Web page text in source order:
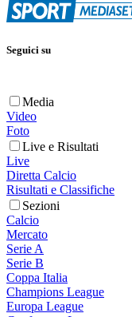
Seguici su
Media
Video
Foto
Live e Risultati
Live
Diretta Calcio
Risultati e Classifiche
Sezioni
Calcio
Mercato
Serie A
Serie B
Coppa Italia
Champions League
Europa League